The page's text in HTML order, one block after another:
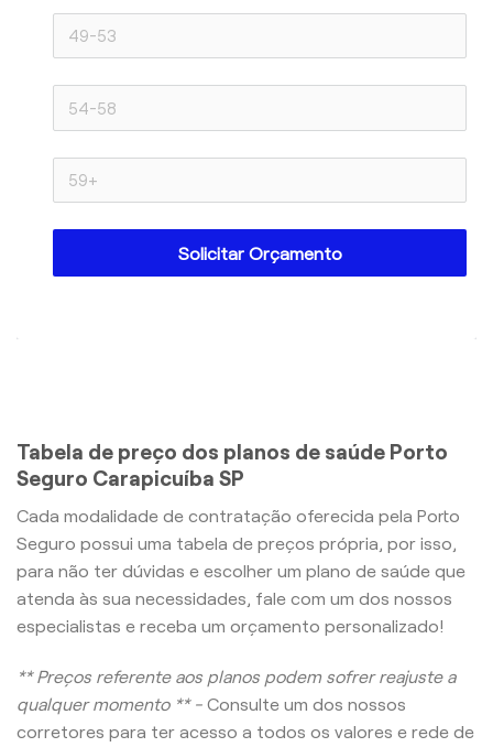
Solicitar Orçamento
Tabela de preço dos planos de saúde Porto
Seguro Carapicuíba SP
Cada modalidade de contratação oferecida pela Porto
Seguro possui uma tabela de preços própria, por isso,
para não ter dúvidas e escolher um plano de saúde que
atenda às sua necessidades, fale com um dos nossos
especialistas e receba um orçamento personalizado!
** Preços referente aos planos podem sofrer reajuste a
qualquer momento ** - Consulte um dos nossos
corretores para ter acesso a todos os valores e rede de